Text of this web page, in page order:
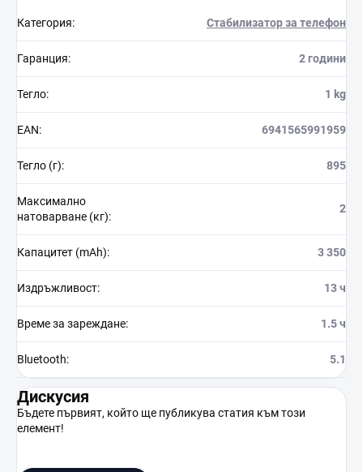
Категория: Стабилизатор за телефон
Гаранция: 2 години
Тегло: 1 kg
EAN: 6941565991959
Тегло (г): 895
Максимално
натоварване (кг):
2
Капацитет (mAh): 3 350
Издръжливост: 13 ч
Време за зареждане: 1.5 ч
Bluetooth: 5.1
Дискусия
Бъдете първият, който ще публикува статия към този
елемент!